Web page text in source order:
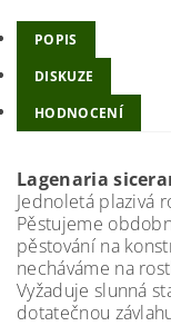
POPIS
DISKUZE
HODNOCENÍ
Lagenaria
Jednoletá plazivá
Pěstujeme
pěstování na
necháváme na
Vyžaduje slunná
dotatečnou